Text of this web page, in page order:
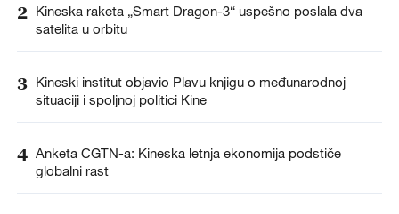
2 Kineska raketa „Smart Dragon-3“ uspešno poslala dva
satelita u orbitu
3 Kineski institut objavio Plavu knjigu o međunarodnoj
situaciji i spoljnoj politici Kine
4 Anketa CGTN-a: Kineska letnja ekonomija podstiče
globalni rast